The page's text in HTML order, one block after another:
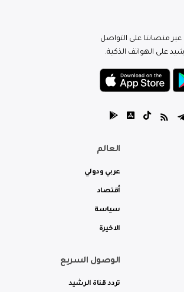
منصاتنا على التواصل
على الهواتف الذكية.
العالم
عربي ودولي
أقتصاد
سياسة
الاخيرة
الوصول السريع
تردد قناة الرشيد